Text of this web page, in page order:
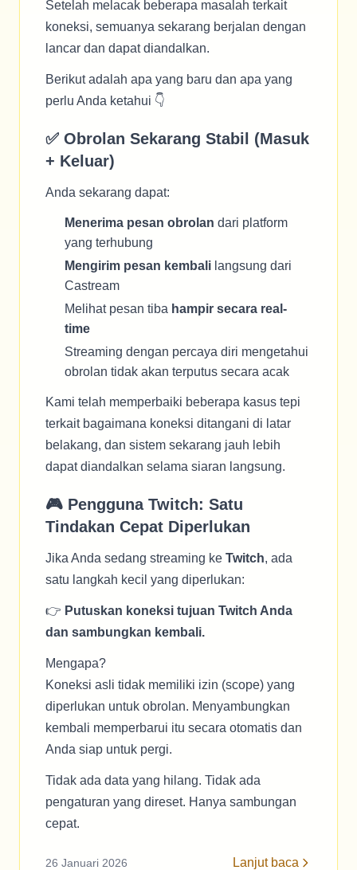
Setelah melacak beberapa masalah terkait
koneksi, semuanya sekarang berjalan dengan
lancar dan dapat diandalkan.
Berikut adalah apa yang baru dan apa yang
perlu Anda ketahui 👇
✅ Obrolan Sekarang Stabil (Masuk
+ Keluar)
Anda sekarang dapat:
Menerima pesan obrolan dari platform
yang terhubung
Mengirim pesan kembali langsung dari
Castream
Melihat pesan tiba hampir secara real-
time
Streaming dengan percaya diri mengetahui
obrolan tidak akan terputus secara acak
Kami telah memperbaiki beberapa kasus tepi
terkait bagaimana koneksi ditangani di latar
belakang, dan sistem sekarang jauh lebih
dapat diandalkan selama siaran langsung.
🎮 Pengguna Twitch: Satu
Tindakan Cepat Diperlukan
Jika Anda sedang streaming ke Twitch, ada
satu langkah kecil yang diperlukan:
👉 Putuskan koneksi tujuan Twitch Anda
dan sambungkan kembali.
Mengapa?
Koneksi asli tidak memiliki izin (scope) yang
diperlukan untuk obrolan. Menyambungkan
kembali memperbarui itu secara otomatis dan
Anda siap untuk pergi.
Tidak ada data yang hilang. Tidak ada
pengaturan yang direset. Hanya sambungan
cepat.
26 Januari 2026 Lanjut baca